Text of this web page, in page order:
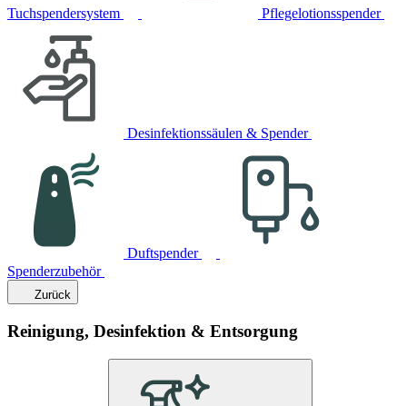
Tuchspendersystem Pflegelotionsspender
Desinfektionssäulen & Spender
Duftspender
Spenderzubehör
Zurück
Reinigung, Desinfektion & Entsorgung